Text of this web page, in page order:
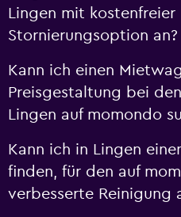
Lingen mit kostenfreier
Stornierungsoption an?
Kann ich einen
Preisgestaltung bei
Lingen auf momondo
Kann ich in Lingen
finden, für den auf
verbesserte Reinigung